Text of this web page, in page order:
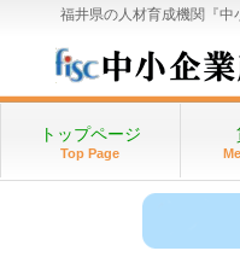
福井県の人材育成機関『中
トップページ
Top Page